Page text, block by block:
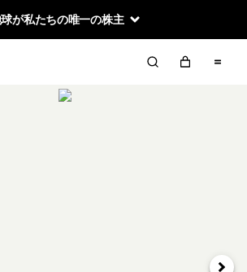
が私たちの唯一の株主
次へ